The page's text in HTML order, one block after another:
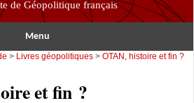
de Géopolitique français
Menu
> Livres géopolitiques >OTAN, histoire et fin ?
et fin ?